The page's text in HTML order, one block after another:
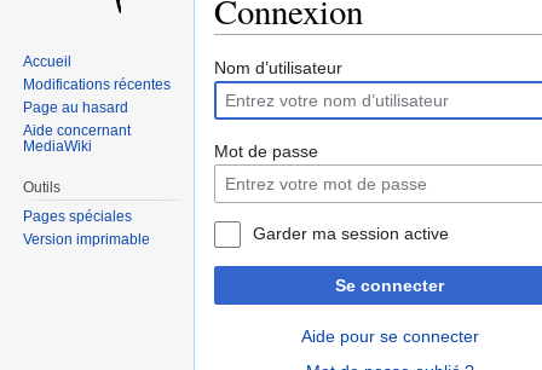
Connexion
Sauter
la
navigation
Sauter
la
recherche
Nom d’utilisateur
Mot de passe
Garder ma session active
Se connecter
Aide pour se connecter
Accueil
Modifications récentes
Page au hasard
Aide concernant
MediaWiki
Outils
Pages spéciales
Version imprimable